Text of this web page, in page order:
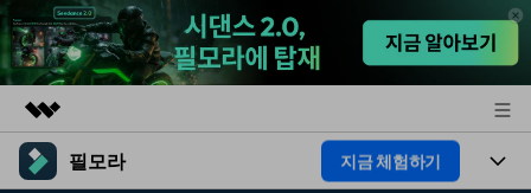
주요 제품필모라 지금 체험하기